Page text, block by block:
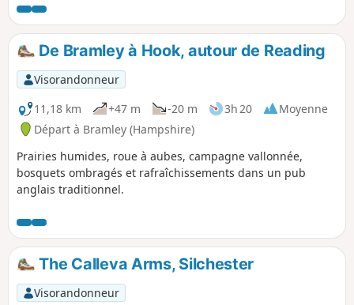
de février.
De Bramley à Hook, autour de Reading
Visorandonneur
11,18 km
+47 m -20 m 3h 20
Moyenne
Départ à Bramley (Hampshire)
Prairies humides, roue à aubes, campagne vallonnée,
bosquets ombragés et rafraîchissements dans un pub
anglais traditionnel.
The Calleva Arms, Silchester
Visorandonneur